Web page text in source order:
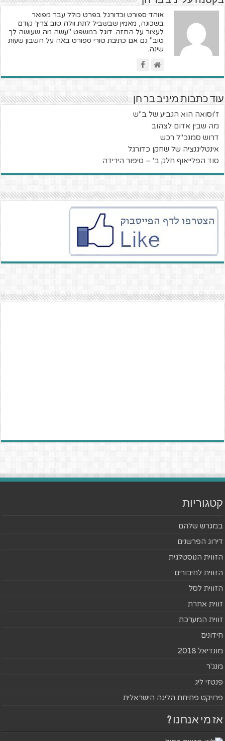
אוהד ספורט וכדורגל בפרט כולל עבר מפואר
בשכונה, מאמין שבשביל לתת וולה טוב צריך קודם
לעצור על החזה. דוגל במשפט "עשה מה שעושה לך
טוב" גם אם כתיבת טורי ספורט באה על חשבון שעות
שינה.
עוד כתבות מיניב בר חן
ז'וסואה הוא הגביע של ב"ש
מה שבין אדום לצהוב
דרוש סמנכ"ל רכש
אינטליגנציה של שחקן כדורגל
סוד הפלייאוף חלק ב' – סיפור הירידה
קטגוריות
במגרש שלהם
דירוג הפרשנים
הזווית הנוסטלגית
הזווית לחיבורים
הזווית לסל
זווית אחרת
זווית המערכת
חידונים
מונדיאל 2018
מנג'ר
פנטזי ליג
פרויקט פתיחת הליגה הישראלית
אז מי אנחנו ?